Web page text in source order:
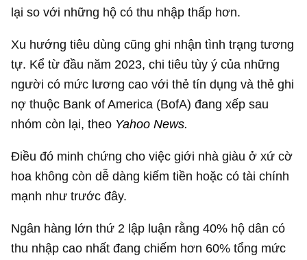
lại so với những hộ có thu nhập thấp hơn.
Xu hướng tiêu dùng cũng ghi nhận tình trạng tương
tự. Kể từ đầu năm 2023, chi tiêu tùy ý của những
người có mức lương cao với thẻ tín dụng và thẻ ghi
nợ thuộc Bank of America (BofA) đang xếp sau
nhóm còn lại, theo Yahoo News.
Điều đó minh chứng cho việc giới nhà giàu ở xứ cờ
hoa không còn dễ dàng kiếm tiền hoặc có tài chính
mạnh như trước đây.
Ngân hàng lớn thứ 2 lập luận rằng 40% hộ dân có
thu nhập cao nhất đang chiếm hơn 60% tổng mức